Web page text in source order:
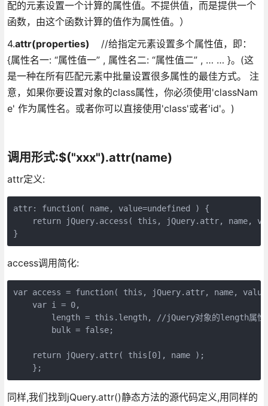
配的元素设置一个计算的属性值。不提供值，而是提供一个
函数，由这个函数计算的值作为属性值。）
4.attr(properties)
//给指定元素设置多个属性值，即：
{属性名一: “属性值一” , 属性名二: “属性值二” , … … }。(这
是一种在所有匹配元素中批量设置很多属性的最佳方式。 注
意，如果你要设置对象的class属性，你必须使用'classNam
e' 作为属性名。或者你可以直接使用'class'或者'id'。)
调用形式:$("xxx").attr(name)
attr定义:
attr: function( name, value=undefined ) {
return jQuery.access( this, jQuery.attr, name,
}
access调用简化:
var access = function( this, jQuery.attr, name,
    var i = 0,
length = this.length, //jQuery对象的length属性
        bulk = false;
    return jQuery.attr( this[0], name );
    };
同样,我们找到jQuery.attr()静态方法的源代码定义,用同样的